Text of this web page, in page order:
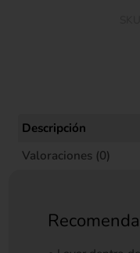
Descripción
Valoraciones (0)